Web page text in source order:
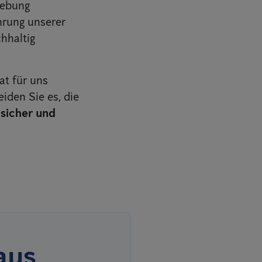
unserer
für uns
Sie es, die
und